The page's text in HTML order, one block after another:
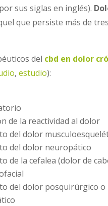
sus siglas en inglés).
que persiste más de
del cbd en dolor
, estudio):
de la reactividad al dolor
del dolor
del dolor neuropático
de la cefalea (dolor de
del dolor posquirúrgico o